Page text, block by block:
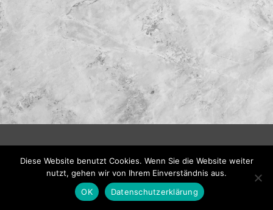
Diese Website benutzt Cookies. Wenn Sie die Website weiter
nutzt, gehen wir von Ihrem Einverständnis aus.
OK
Datenschutzerklärung